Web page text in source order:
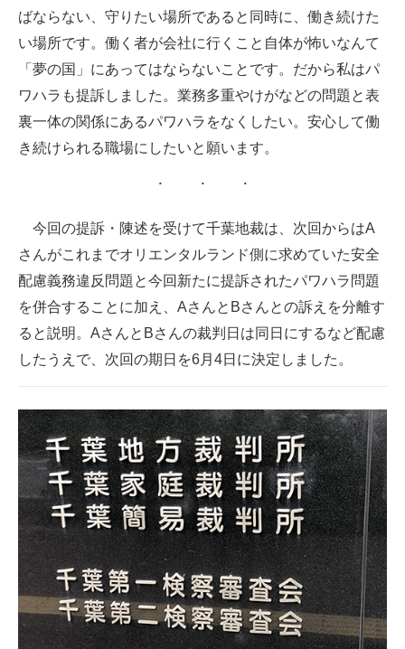
ばならない、守りたい場所であると同時に、働き続けた
い場所です。働く者が会社に行くこと自体が怖いなんて
「夢の国」にあってはならないことです。だから私はパ
ワハラも提訴しました。業務多重やけがなどの問題と表
裏一体の関係にあるパワハラをなくしたい。安心して働
き続けられる職場にしたいと願います。
今回の提訴・陳述を受けて千葉地裁は、次回からはA
さんがこれまでオリエンタルランド側に求めていた安全
配慮義務違反問題と今回新たに提訴されたパワハラ問題
を併合することに加え、AさんとBさんとの訴えを分離す
ると説明。AさんとBさんの裁判日は同日にするなど配慮
したうえで、次回の期日を6月4日に決定しました。